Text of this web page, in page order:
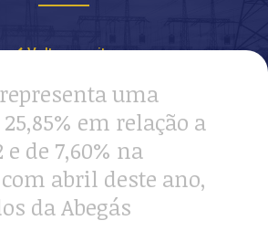
Voltar ao site
uma
em relação a
de 7,60% na
abril deste ano,
da Abegás